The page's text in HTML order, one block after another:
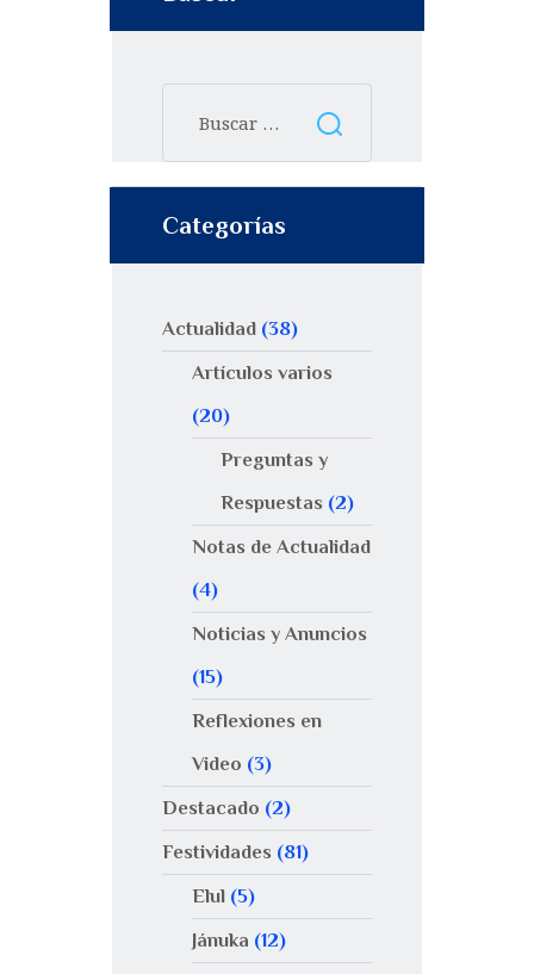
Categorías
Actualidad (38)
Artículos varios
(20)
Preguntas y
Respuestas (2)
Notas de Actualidad
(4)
Noticias y Anuncios
(15)
Reflexiones en
Video (3)
Destacado (2)
Festividades (81)
Elul(5)
Jánuka (12)